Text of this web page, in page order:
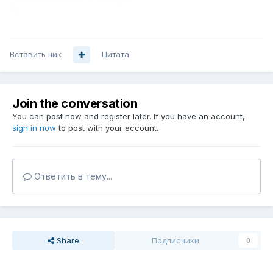
Вставить ник Цитата
Join the conversation
You can post now and register later. If you have an account,
sign in now to post with your account.
Ответить в тему...
Share Подписчики 0